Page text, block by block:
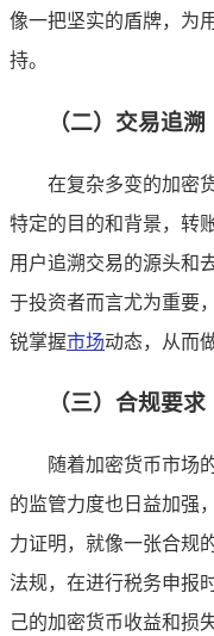
像一把坚实的盾牌，为
持。
（二）交易追溯
在复杂多变的加密
特定的目的和背景，转
用户追溯交易的源头和
于投资者而言尤为重要
锐掌握市场动态，从而
（三）合规要求
随着加密货币市场
的监管力度也日益加强
力证明，就像一张合规
法规，在进行税务申报
己的加密货币收益和损